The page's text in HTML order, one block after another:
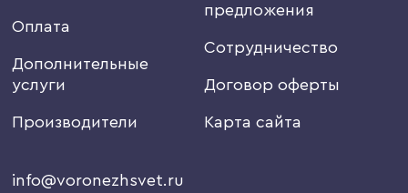
Оплата
Дополнительные
услуги
Производители
предложения
Сотрудничество
Договор оферты
Карта сайта
info@voronezhsvet.ru